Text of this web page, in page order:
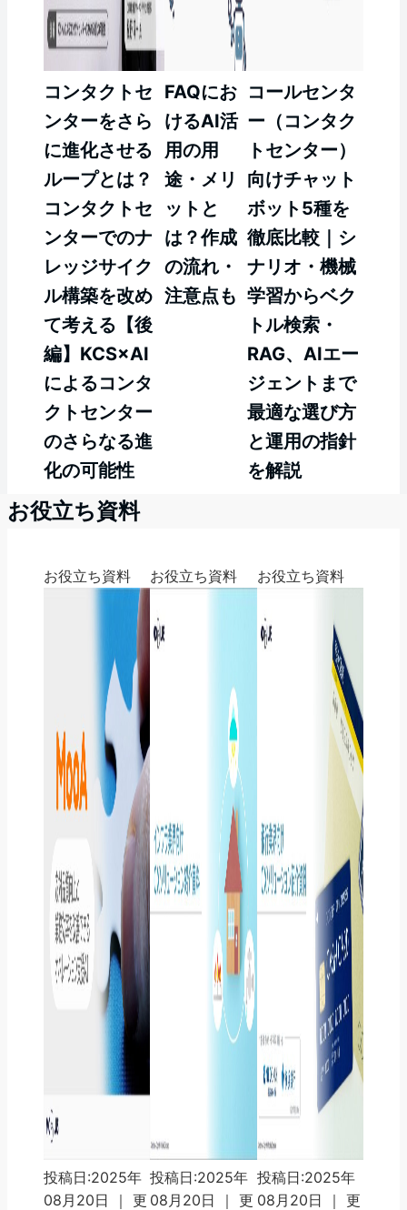
コンタクトセ
ンターをさら
に進化させる
ループとは？
コンタクトセ
ンターでのナ
レッジサイク
ル構築を改め
て考える【後
編】KCS×AI
によるコンタ
クトセンター
のさらなる進
化の可能性
FAQにお
けるAI活
用の用
途・メリ
ットと
は？作成
の流れ・
注意点も
コールセンタ
ー（コンタク
トセンター）
向けチャット
ボット5種を
徹底比較｜シ
ナリオ・機械
学習からベク
トル検索・
RAG、AIエー
ジェントまで
最適な選び方
と運用の指針
を解説
お役立ち資料
お役立ち資料
投稿日:2025年
08月20日 ｜ 更
お役立ち資料
投稿日:2025年
08月20日 ｜ 更
お役立ち資料
投稿日:2025年
08月20日 ｜ 更